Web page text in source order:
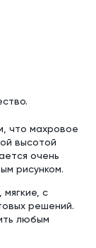
что махровое
высотой
очень
рисунком.
мягкие, с
решений.
любым